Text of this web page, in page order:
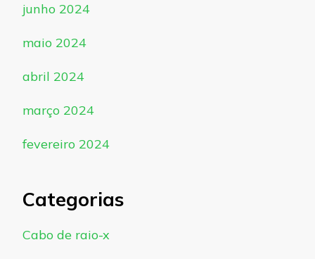
junho 2024
maio 2024
abril 2024
março 2024
fevereiro 2024
Categorias
Cabo de raio-x